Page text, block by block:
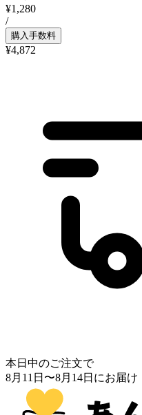
¥1,280
/
購入手数料
¥4,872
本日中のご注文で
8月11日 〜8月14日 にお届け